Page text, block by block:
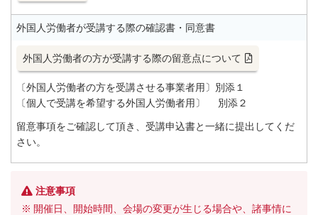
外国人労働者が受講する際の確認書・同意書
外国人労働者の方が受講する際の留意点について
〔外国人労働者の方を受講させる事業者用〕別添１
〔個人で受講を希望する外国人労働者用〕 別添２
留意事項をご確認して頂き、受講申込書と一緒に提出してくだ
さい。
注意事項
開催日、開始時間、会場の変更が生じる場合や、諸事情に